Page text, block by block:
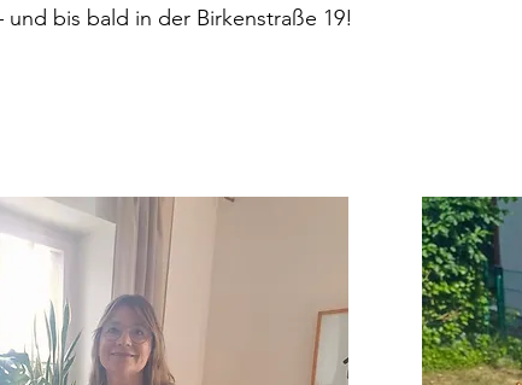
und bis bald in der Birkenstraße 19!